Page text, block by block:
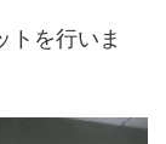
トを行いま